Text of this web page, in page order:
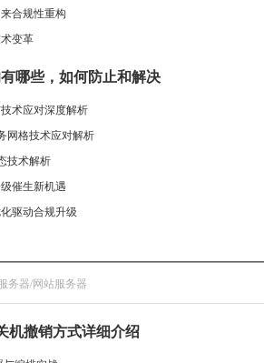
合规性重构
变革
哪些，如何防止和解决
术应对深度解析
网格技术应对解析
技术解析
催生新机遇
驱动合规升级
务器/网站服务器
机撤销方式详细介绍